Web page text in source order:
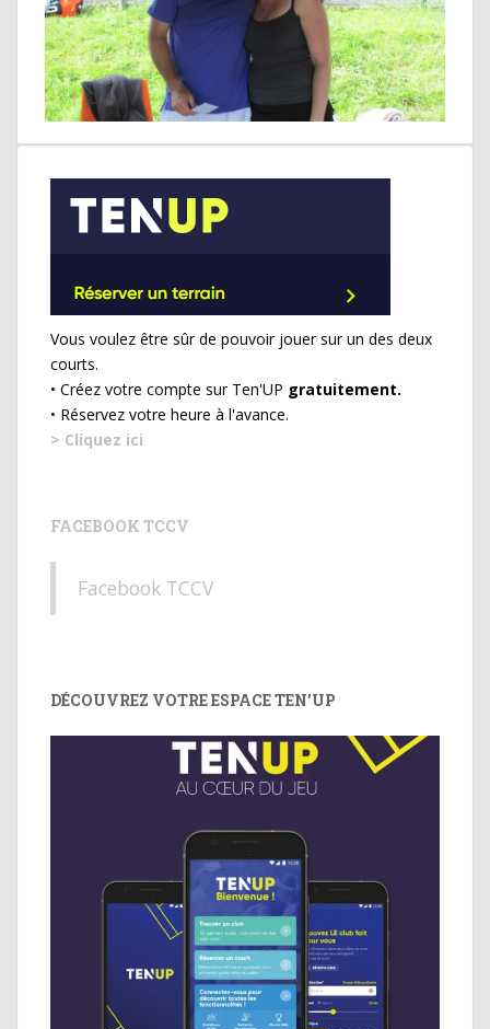
Vous voulez être sûr de pouvoir jouer sur un des deux
courts.
• Créez votre compte sur Ten'UP gratuitement.
• Réservez votre heure à l'avance.
> Cliquez ici
FACEBOOK TCCV
Facebook TCCV
DÉCOUVREZ VOTRE ESPACE TEN’UP